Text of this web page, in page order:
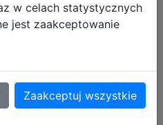
na Obuwie Stitch
686276
w celach statystycznych
jest zaakceptowanie
Zaakceptuj wszystkie